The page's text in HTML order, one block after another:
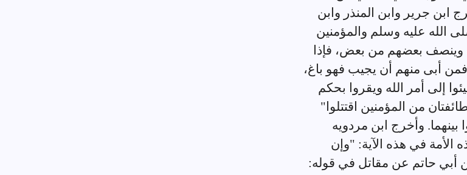
ابن جرير وابن المنذر وابن
الله عليه وسلم والمؤمنين
وينصف بعضهم من بعض، فإذا
أبى منهم أن يجيب فهو باغ،
إلى أمر الله ويقروا بحكم
من المؤمنين اقتتلوا"
بينهما. وأخرج ابن مردويه
في هذه الآية: "وإن
أبي حاتم عن مقاتل في قوله: